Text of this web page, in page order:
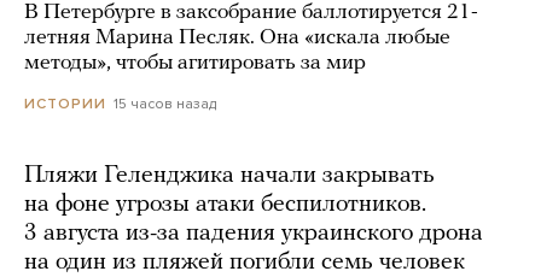
В Петербурге в заксобрание баллотируется 21-
летняя Марина Песляк. Она «искала любые
методы», чтобы агитировать за мир
ИСТОРИИ 15 часов назад
Пляжи Геленджика начали закрывать
на фоне угрозы атаки беспилотников.
3 августа из-за падения украинского дрона
на один из пляжей погибли семь человек